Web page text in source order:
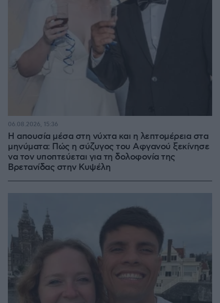
Η απουσία μέσα στη νύχτα και η λεπτομέρεια στα
μηνύματα: Πώς η σύζυγος του Αφγανού ξεκίνησε
να τον υποπτεύεται για τη δολοφονία της
Βρετανίδας στην Κυψέλη
06.08.2026, 15:36